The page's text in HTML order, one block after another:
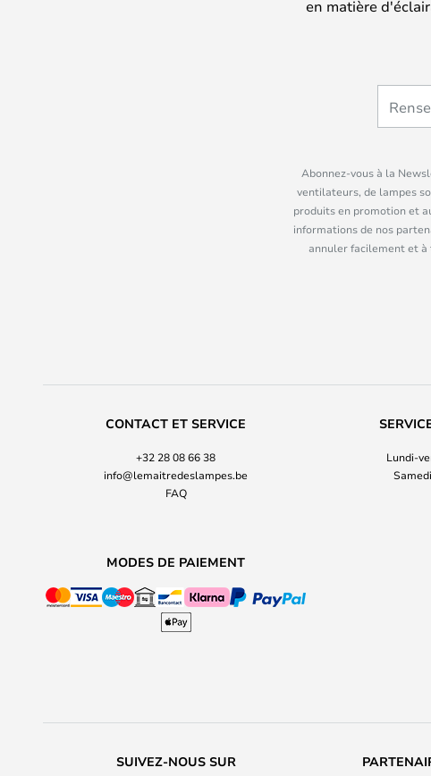
en matière
Abonnez-vous à la
ventilateurs, de lampes
produits en promotion et
informations de nos
annuler facilement et à
CONTACT ET SERVICE
+32 28 08 66 38
info@lemaitredeslampes.be
FAQ
Lundi-
MODES DE PAIEMENT
SUIVEZ-NOUS SUR